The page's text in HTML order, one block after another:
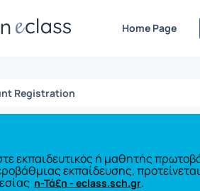
Home Page
Registration
εκπαιδευτικός ή μαθητής
εκπαίδευσης,
η-Τάξη - eclass.sch.gr.